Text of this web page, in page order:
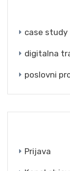
case study
digitalna
poslovni
Prijava